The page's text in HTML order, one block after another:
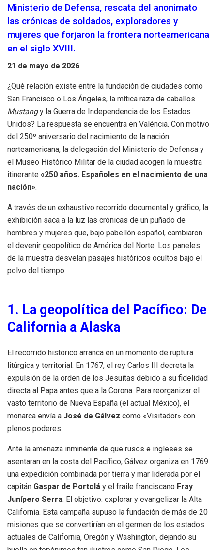
Ministerio de Defensa, rescata del anonimato
las crónicas de soldados, exploradores y
mujeres que forjaron la frontera norteamericana
en el siglo XVIII.
21 de mayo de 2026
¿Qué relación existe entre la fundación de ciudades como
San Francisco o Los Ángeles, la mítica raza de caballos
Mustangy la Guerra de Independencia de los Estados
Unidos? La respuesta se encuentra en Valéncia. Con motivo
del 250º aniversario del nacimiento de la nación
norteamericana, la delegación del Ministerio de Defensa y
el Museo Histórico Militar de la ciudad acogen la muestra
itinerante «250 años. Españoles en el nacimiento de una
nación».
A través de un exhaustivo recorrido documental y gráfico, la
exhibición saca a la luz las crónicas de un puñado de
hombres y mujeres que, bajo pabellón español, cambiaron
el devenir geopolítico de América del Norte. Los paneles
de la muestra desvelan pasajes históricos ocultos bajo el
polvo del tiempo:
1. La geopolítica del Pacífico: De
California a Alaska
El recorrido histórico arranca en un momento de ruptura
litúrgica y territorial. En 1767, el rey Carlos III decreta la
expulsión de la orden de los Jesuitas debido a su fidelidad
directa al Papa antes que a la Corona. Para reorganizar el
vasto territorio de Nueva España (el actual México), el
monarca envía a José de Gálvez como «Visitador» con
plenos poderes.
Ante la amenaza inminente de que rusos e ingleses se
asentaran en la costa del Pacífico, Gálvez organiza en 1769
una expedición combinada por tierra y mar liderada por el
capitán Gaspar de Portolá y el fraile franciscano Fray
Junípero Serra. El objetivo: explorar y evangelizar la Alta
California. Esta campaña supuso la fundación de más de 20
misiones que se convertirían en el germen de los estados
actuales de California, Oregón y Washington, dejando su